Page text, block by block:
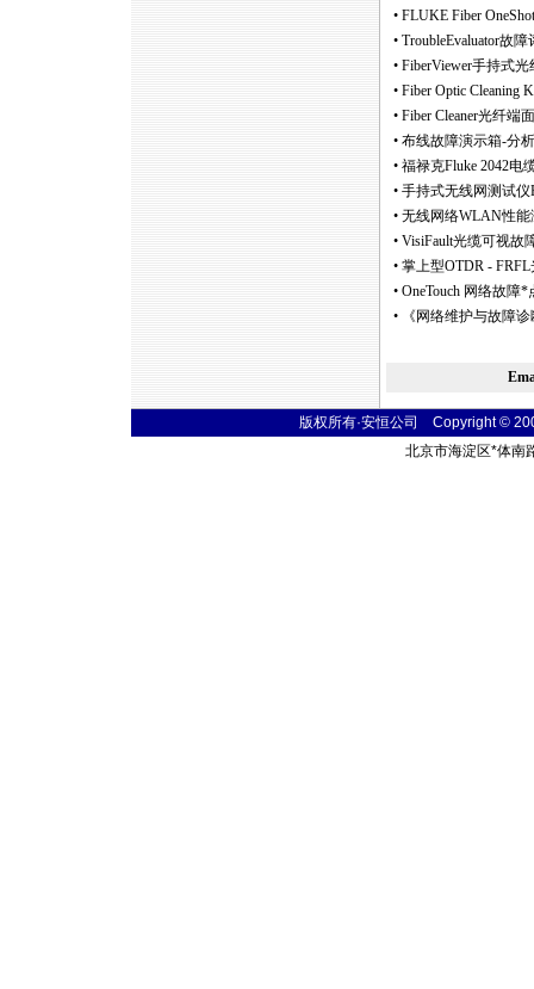
• FLUKE Fiber
• TroubleEvaluator故
• FiberViewer手持式
• Fiber Optic Cleaning
• Fiber Cleaner光纤端
• 布线故障演示箱-分
• 福禄克Fluke 2042电
• 手持式无线网测试
• 无线网络WLAN性
• VisiFault光缆可视故
• 掌上型OTDR -
• OneTouch 网络故障*
•
《网络维护与故障
版权所有·安恒公司 Copyright ©
北京市海淀区*体南